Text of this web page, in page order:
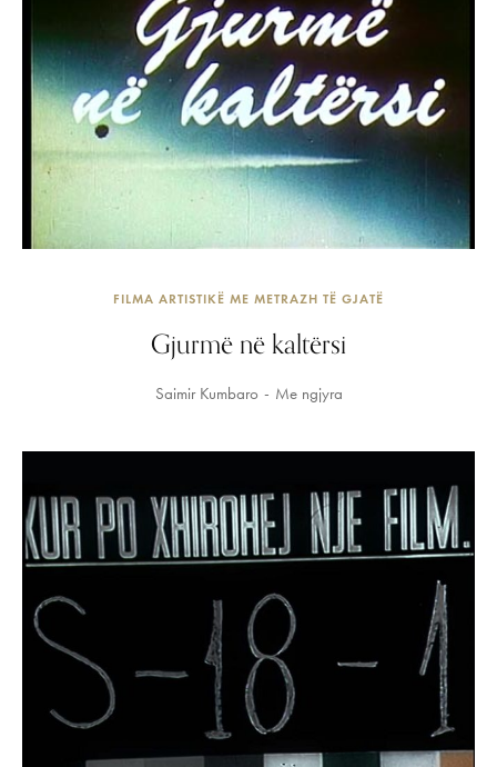
FILMA ARTISTIKË ME METRAZH TË GJATË
Gjurmë në kaltërsi
Saimir Kumbaro Me ngjyra